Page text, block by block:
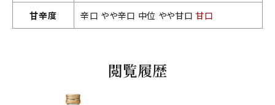
甘辛度 辛口 やや辛口 中位 やや甘口甘口
閲覧履歴